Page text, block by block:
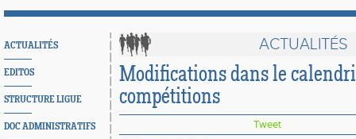
ACTUALITÉS
EDITOS
STRUCTURE LIGUE
DOC ADMINISTRATIFS
ACTUALITÉS
Modifications dans le
compétitions
Tweet